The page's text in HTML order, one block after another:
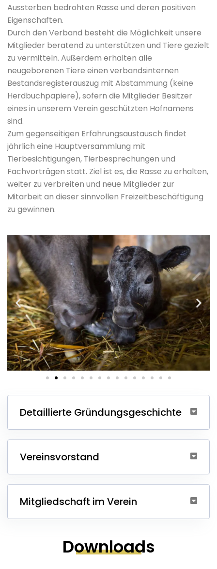
Aussterben bedrohten Rasse und deren positiven
Eigenschaften.
Durch den Verband besteht die Möglichkeit unsere
Mitglieder beratend zu unterstützen und Tiere gezielt
zu vermitteln. Außerdem erhalten alle
neugeborenen Tiere einen verbandsinternen
Bestandsregisterauszug mit Abstammung (keine
Herdbuchpapiere), sofern die Mitglieder Besitzer
eines in unserem Verein geschützten Hofnamens
sind.
Zum gegenseitigen Erfahrungsaustausch findet
jährlich eine Hauptversammlung mit
Tierbesichtigungen, Tierbesprechungen und
Fachvorträgen statt. Ziel ist es, die Rasse zu erhalten,
weiter zu verbreiten und neue Mitglieder zur
Mitarbeit an dieser sinnvollen Freizeitbeschäftigung
zu gewinnen.
Detaillierte Gründungsgeschichte
Vereinsvorstand
Mitgliedschaft im Verein
Downloads